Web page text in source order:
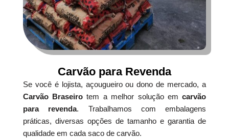
Carvão para Revenda
Se você é lojista, açougueiro ou dono de mercado, a
Carvão Braseiro tem a melhor solução emcarvão
para revenda. Trabalhamos com embalagens
práticas, diversas opções de tamanho e garantia de
qualidade em cada saco de carvão.